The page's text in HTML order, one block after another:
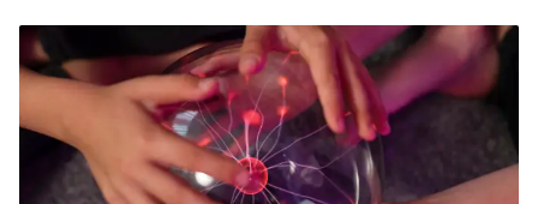
Životní styl
ZÁBAVA
Všechny kategorie
Testy a kvízy
BYDLENÍ
Všechny kategorie
Tvoření
BurdaMedia
Extra